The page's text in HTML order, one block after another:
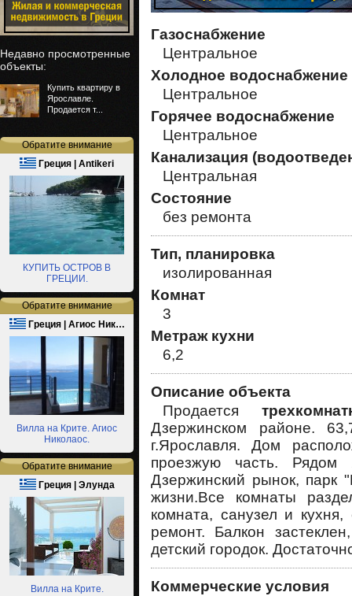
Недавно просмотренные
объекты:
Купить квартиру в
Ярославле.
Продается т...
Обратите внимание
Греция | Antikeri
КУПИТЬ ОСТРОВ В
ГРЕЦИИ.
Обратите внимание
Греция | Агиос Ник…
Вилла на Крите. Агиос
Николаос.
Обратите внимание
Греция | Элунда
Вилла на Крите.
Газоснабжение
Центральное
Холодное водоснабжение
Центральное
Горячее водоснабжение
Центральное
Канализация
Центральная
Состояние
без ремонта
Тип, планировка
изолированная
Комнат
3
Метраж кухни
6,2
Описание объекта
Продается
Дзержинском районе.
г.Ярославля. Дом
проезжую часть.
Дзержинский рынок, парк
жизни.Все комнаты
комната, санузел и кухня,
ремонт. Балкон
детский городок.
Коммерческие условия